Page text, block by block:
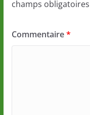
champs
Commentaire*